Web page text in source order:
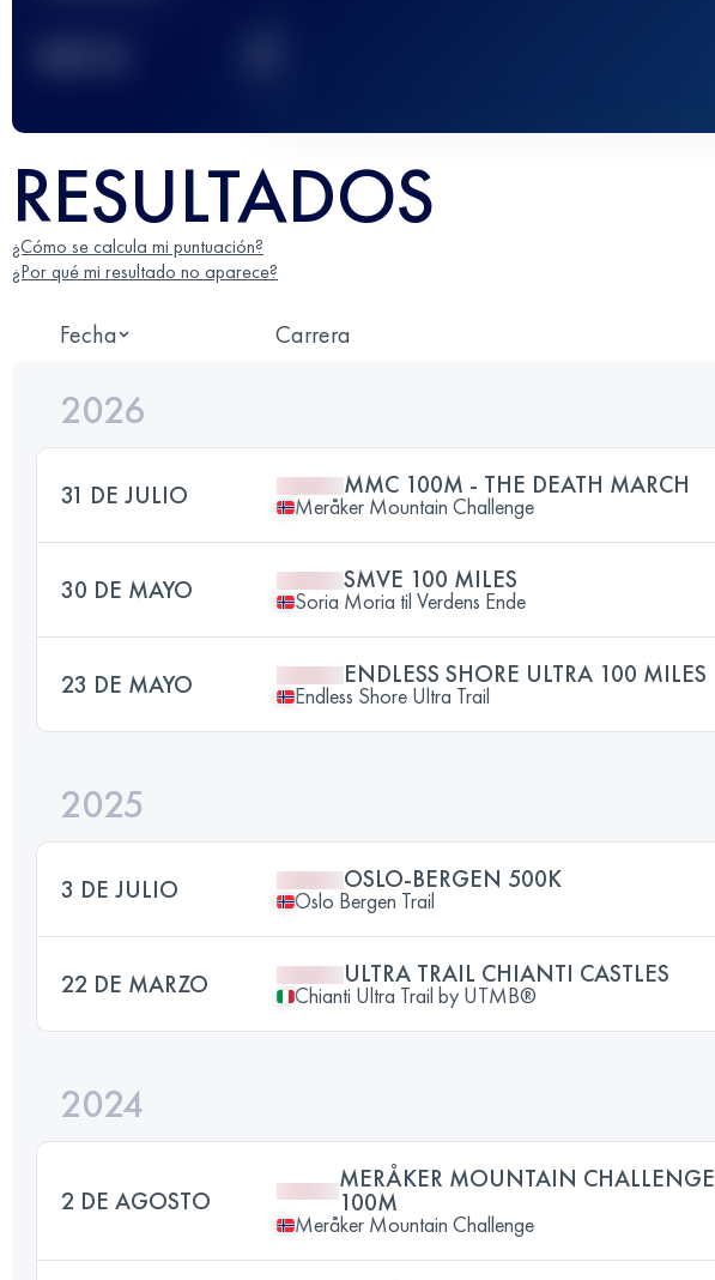
RESULTADOS
¿Cómo se calcula mi puntuación?
¿Por qué mi resultado no aparece?
Fecha Carrera
2026
31 DE JULIO MMC 100M - THE DEATH MARCH
Meråker Mountain Challenge
30 DE MAYO SMVE 100 MILES
Soria Moria til Verdens Ende
23 DE MAYO ENDLESS SHORE ULTRA 100 MILES
Endless Shore Ultra Trail
2025
3 DE JULIO OSLO-BERGEN 500K
Oslo Bergen Trail
22 DE MARZO ULTRA TRAIL CHIANTI CASTLES
Chianti Ultra Trail by UTMB®
2024
2 DE AGOSTO
MERÅKER MOUNTAIN CHALLENGE
100M
Meråker Mountain Challenge